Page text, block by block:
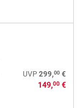
UVP 299,00€
149,00€